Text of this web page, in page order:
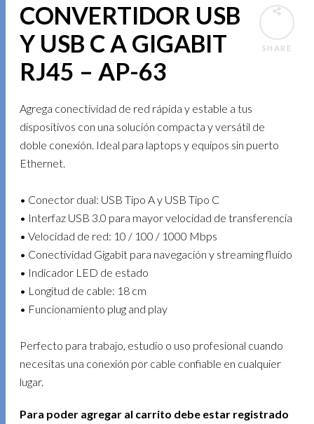
SHARE
CONVERTIDOR USB
Y USB C A GIGABIT
RJ45 – AP-63
Agrega conectividad de red rápida y estable a tus
dispositivos con una solución compacta y versátil de
doble conexión. Ideal para laptops y equipos sin puerto
Ethernet.
• Conector dual: USB Tipo A y USB Tipo C
• Interfaz USB 3.0 para mayor velocidad de transferencia
• Velocidad de red: 10 / 100 / 1000 Mbps
• Conectividad Gigabit para navegación y streaming fluido
• Indicador LED de estado
• Longitud de cable: 18 cm
• Funcionamiento plug and play
Perfecto para trabajo, estudio o uso profesional cuando
necesitas una conexión por cable confiable en cualquier
lugar.
Para poder agregar al carrito debe estar registrado